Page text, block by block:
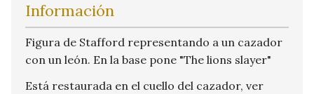
Información
Figura de Stafford representando a un cazador
con un león. En la base pone "The lions slayer"
Está restaurada en el cuello del cazador, ver